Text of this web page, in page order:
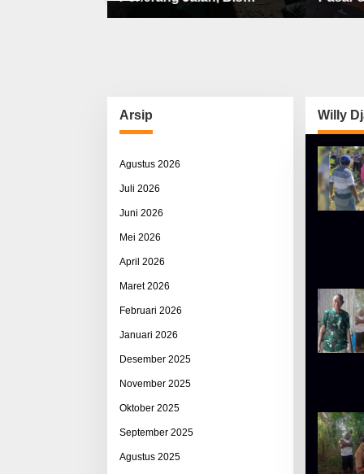
Sekolah, Jalan Rusak Berat
Arsip
Agustus 2026
Juli 2026
Juni 2026
Mei 2026
April 2026
Maret 2026
Februari 2026
Januari 2026
Desember 2025
November 2025
Oktober 2025
September 2025
Agustus 2025
Willy